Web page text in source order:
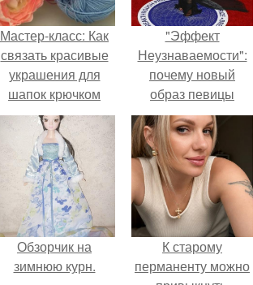
Мастер-класс: Как
связать красивые
украшения для
шапок крючком
"Эффект
Неузнаваемости":
почему новый
образ певицы
вызвал споры о
гранях
возможного?
Обзорчик на
зимнюю курн.
К старому
перманенту можно